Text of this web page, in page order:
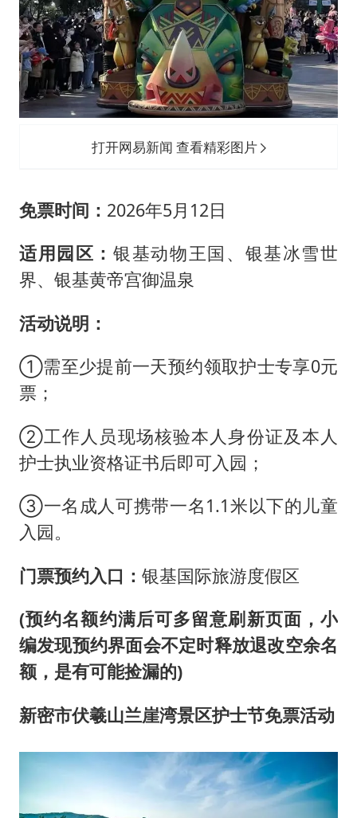
打开网易新闻 查看精彩图片
免票时间： 2026年5月12日
适用园区：银基动物王国、银基冰雪世
界、银基黄帝宫御温泉
活动说明：
①需至少提前一天预约领取护士专享0元
票；
②工作人员现场核验本人身份证及本人
护士执业资格证书后即可入园；
③一名成人可携带一名1.1米以下的儿童
入园。
门票预约入口： 银基国际旅游度假区
(预约名额约满后可多留意刷新页面，小
编发现预约界面会不定时释放退改空余名
额，是有可能捡漏的)
新密市伏羲山兰崖湾景区护士节免票活动